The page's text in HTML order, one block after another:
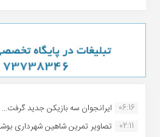
06:16 ایرانجوان سه بازیکن جدید گرفت...
02:11
تصاویر تمرین شاهین شهردارى